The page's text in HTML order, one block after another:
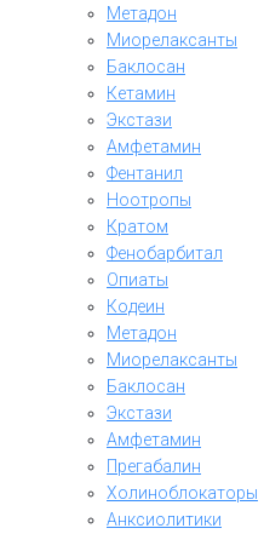
Метадон
Миорелаксанты
Баклосан
Кетамин
Экстази
Амфетамин
Фентанил
Ноотропы
Кратом
Фенобарбитал
Опиаты
Кодеин
Метадон
Миорелаксанты
Баклосан
Экстази
Амфетамин
Прегабалин
Холиноблокаторы
Анксиолитики